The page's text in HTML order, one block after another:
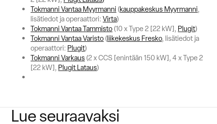
Tokmanni Vantaa Myyrmanni (kauppakeskus Myyrmanni,
lisätiedot ja operaattori:Virta)
Tokmanni Vantaa Tammisto(10 x Type 2 [22 kW], Plugit)
Tokmanni Vantaa Varisto(liikekeskus Fresko, lisätiedot ja
operaattori: Plugit)
Tokmanni Varkaus(2 x CCS [enintään 150 kW], 4 x Type 2
[22 kW], Plugit Lataus)
Lue seuraavaksi